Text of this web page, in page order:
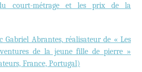
court-métrage et les prix de la
Gabriel Abrantes, réalisateur de « Les
de la jeune fille de pierre »
France, Portugal)